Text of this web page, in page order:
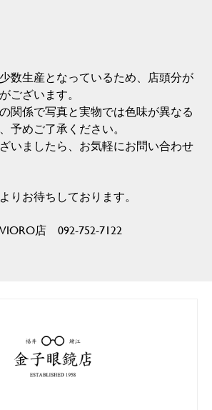
数生産となっているため、店頭分が
ございます。
関係で写真と実物では色味が異なる
予めご了承ください。
いましたら、お気軽にお問い合わせ
りお待ちしております。
店 092-752-7122